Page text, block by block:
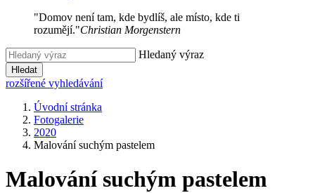
"Domov není tam, kde bydlíš, ale místo, kde ti
rozumějí."Christian Morgenstern
Hledaný výraz
Hledat
rozšířené vyhledávání
Úvodní stránka
Fotogalerie
2020
Malování suchým pastelem
Malování suchým pastelem